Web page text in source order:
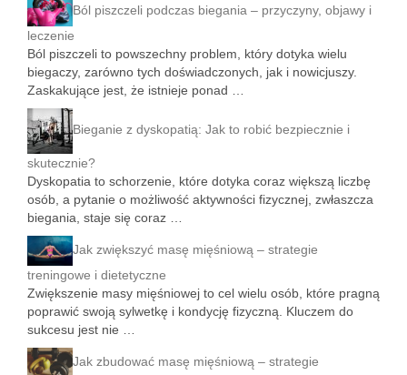
Ból piszczeli podczas biegania – przyczyny, objawy i
leczenie
Ból piszczeli to powszechny problem, który dotyka wielu
biegaczy, zarówno tych doświadczonych, jak i nowicjuszy.
Zaskakujące jest, że istnieje ponad …
Bieganie z dyskopatią: Jak to robić bezpiecznie i
skutecznie?
Dyskopatia to schorzenie, które dotyka coraz większą liczbę
osób, a pytanie o możliwość aktywności fizycznej, zwłaszcza
biegania, staje się coraz …
Jak zwiększyć masę mięśniową – strategie
treningowe i dietetyczne
Zwiększenie masy mięśniowej to cel wielu osób, które pragną
poprawić swoją sylwetkę i kondycję fizyczną. Kluczem do
sukcesu jest nie …
Jak zbudować masę mięśniową – strategie